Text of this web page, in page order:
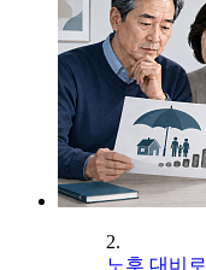
2.
노후 대비